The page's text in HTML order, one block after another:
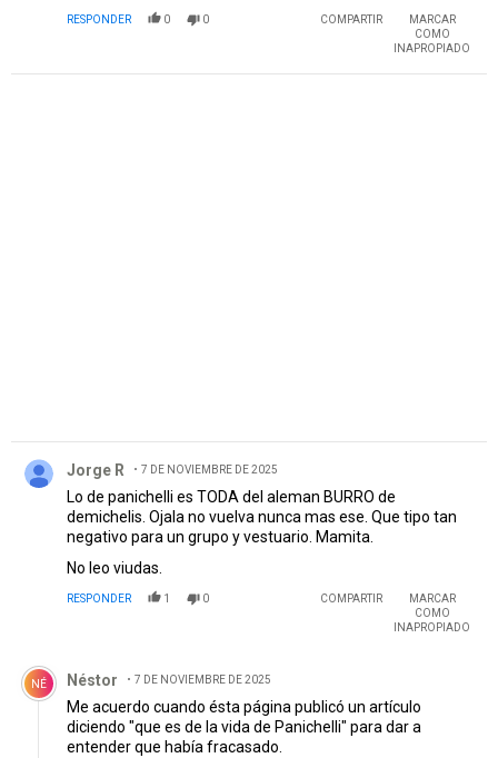
RESPONDER 0 0 COMPARTIR
MARCAR
COMO
INAPROPIADO
Jorge R 7 DE NOVIEMBRE DE 2025
Lo de panichelli es TODA del aleman BURRO de
demichelis. Ojala no vuelva nunca mas ese. Que tipo tan
negativo para un grupo y vestuario. Mamita.
No leo viudas.
RESPONDER 1 0 COMPARTIR
MARCAR
COMO
INAPROPIADO
Comentario de Néstor .
NÉ Néstor 7 DE NOVIEMBRE DE 2025
Me acuerdo cuando ésta página publicó un artículo
diciendo "que es de la vida de Panichelli" para dar a
entender que había fracasado.